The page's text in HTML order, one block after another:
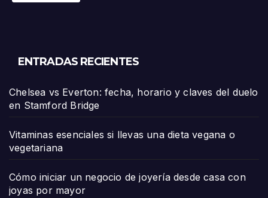
ENTRADAS RECIENTES
Chelsea vs Everton: fecha, horario y claves del duelo
en Stamford Bridge
Vitaminas esenciales si llevas una dieta vegana o
vegetariana
Cómo iniciar un negocio de joyería desde casa con
joyas por mayor